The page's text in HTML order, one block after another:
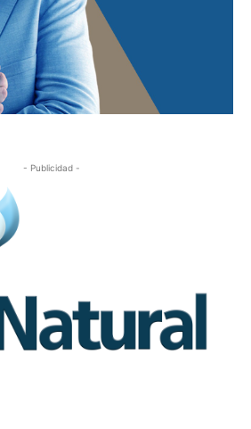
- Publicidad -